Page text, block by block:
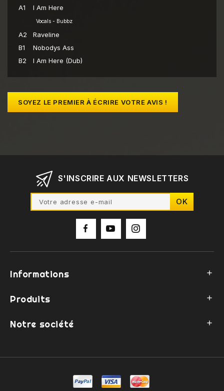
A1 I Am Here
Vocals - Bubbz
A2
Raveline
B1
Nobodys Ass
B2
I Am Here (Dub)
SOYEZ LE PREMIER À ÉCRIRE VOTRE AVIS !
S'INSCRIRE AUX NEWSLETTERS
Informations 
Produits 
Notre société 